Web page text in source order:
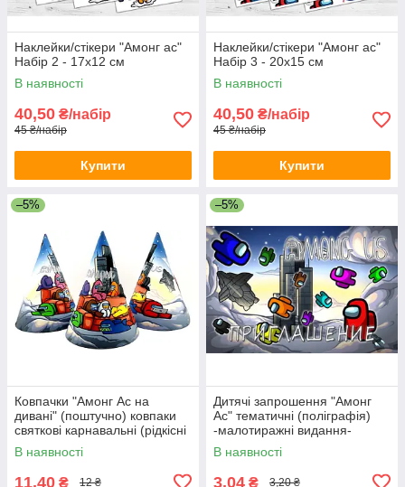
Наклейки/стікери "Амонг ас"
Набір 2 - 17х12 см
В наявності
40,50 ₴/набір
45 ₴/набір
Купити
Наклейки/стікери "Амонг ас"
Набір 3 - 20х15 см
В наявності
40,50 ₴/набір
45 ₴/набір
Купити
–5%
Ковпачки "Амонг Ас на
дивані" (поштучно) ковпаки
святкові карнавальні (рідкісні
колекції) малотиражн
В наявності
11,40 ₴ 12 ₴
–5%
Дитячі запрошення "Амонг
Ас" тематичні (поліграфія)
-малотиражні видання-
Російською
В наявності
3,04 ₴ 3,20 ₴